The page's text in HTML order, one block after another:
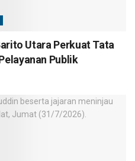
Utara Perkuat Tata
Publik